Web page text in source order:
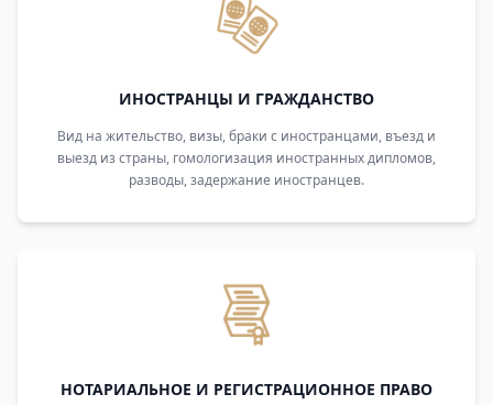
ИНОСТРАНЦЫ И ГРАЖДАНСТВО
Вид на жительство, визы, браки с иностранцами, въезд и
выезд из страны, гомологизация иностранных дипломов,
разводы, задержание иностранцев.
НОТАРИАЛЬНОЕ И РЕГИСТРАЦИОННОЕ ПРАВО